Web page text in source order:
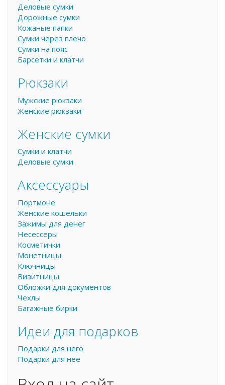
Деловые сумки
Дорожные сумки
Кожаные папки
Сумки через плечо
Сумки на пояс
Барсетки и клатчи
Рюкзаки
Мужские рюкзаки
Женские рюкзаки
Женские сумки
Сумки и клатчи
Деловые сумки
Аксессуары
Портмоне
Женские кошельки
Зажимы для денег
Несессеры
Косметички
Монетницы
Ключницы
Визитницы
Обложки для документов
Чехлы
Багажные бирки
Идеи для подарков
Подарки для него
Подарки для нее